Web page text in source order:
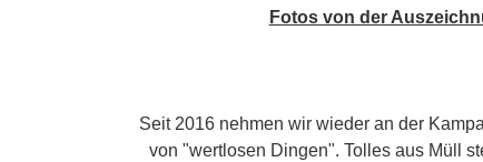
Fotos von der
Seit 2016 nehmen wir wieder an der
von "wertlosen Dingen". Tolles aus Müll